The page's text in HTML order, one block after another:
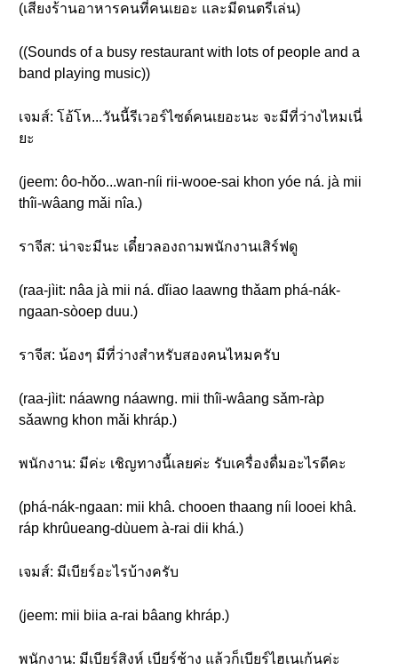
(เสียงร้านอาหารคนที่คนเยอะ และมีดนตรีเล่น)
((Sounds of a busy restaurant with lots of people and a
band playing music))
เจมส์: โอ้โห...วันนี้รีเวอร์ไซด์คนเยอะนะ จะมีที่ว่างไหมเนี่
ยะ
(jeem: ôo-hǒo...wan-níi rii-wooe-sai khon yóe ná. jà mii
thîi-wâang mǎi nîa.)
ราจีส: น่าจะมีนะ เดี๋ยวลองถามพนักงานเสิร์ฟดู
(raa-jìit: nâa jà mii ná. dǐiao laawng thǎam phá-nák-
ngaan-sòoep duu.)
ราจีส: น้องๆ มีที่ว่างสำหรับสองคนไหมครับ
(raa-jìit: náawng náawng. mii thîi-wâang sǎm-ràp
sǎawng khon mǎi khráp.)
พนักงาน: มีค่ะ เชิญทางนี้เลยค่ะ รับเครื่องดื่มอะไรดีคะ
(phá-nák-ngaan: mii khâ. chooen thaang níi looei khâ.
ráp khrûueang-dùuem à-rai dii khá.)
เจมส์: มีเบียร์อะไรบ้างครับ
(jeem: mii biia a-rai bâang khráp.)
พนักงาน: มีเบียร์สิงห์ เบียร์ช้าง แล้วก็เบียร์ไฮเนเก้นค่ะ